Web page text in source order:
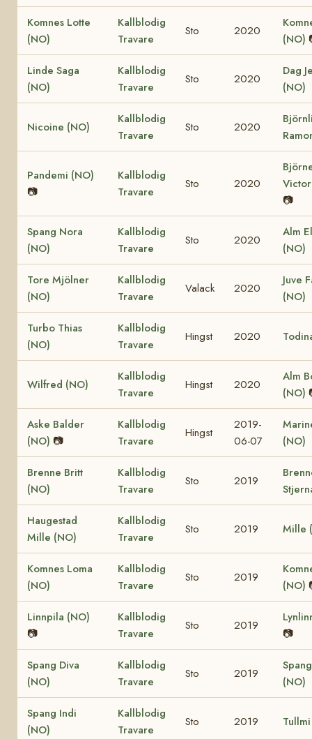
Komnes Lotte
(NO)
Kallblodig
Travare
Sto 2020
(NO)
Linde Saga
(NO)
Kallblodig
Travare
Sto 2020
Dag
(NO)
Nicoine (NO)
Kallblodig
Travare
Sto 2020
Pandemi (NO)
📷
Kallblodig
Travare
Sto 2020
📷
Spang Nora
(NO)
Kallblodig
Travare
Sto 2020
Alm
(NO)
Tore Mjölner
(NO)
Kallblodig
Travare
Valack 2020
Juve
(NO)
Turbo Thias
(NO)
Kallblodig
Travare
Hingst 2020
Wilfred (NO)
Kallblodig
Travare
Hingst 2020
Alm
(NO)
Aske Balder
(NO) 📷
Kallblodig
Travare
Hingst
2019-
06-07
(NO)
Brenne Britt
(NO)
Kallblodig
Travare
Sto 2019
Haugestad
Mille (NO)
Kallblodig
Travare
Sto 2019 Mille
Komnes Loma
(NO)
Kallblodig
Travare
Sto 2019
(NO)
Linnpila (NO)
📷
Kallblodig
Travare
Sto 2019
📷
Spang Diva
(NO)
Kallblodig
Travare
Sto 2019
(NO)
Spang Indi
(NO)
Kallblodig
Travare
Sto 2019